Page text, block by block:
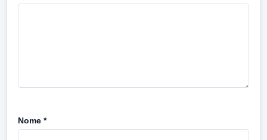
Nome *